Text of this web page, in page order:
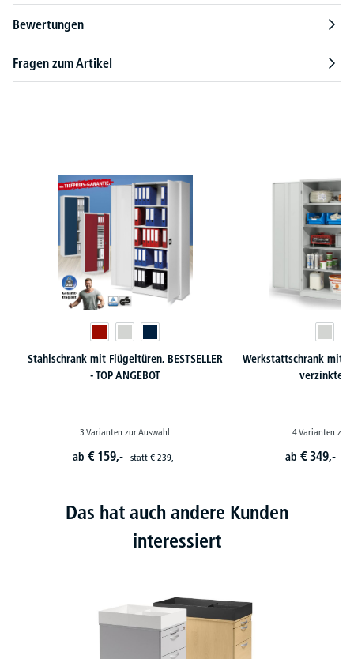
Bewertungen
Fragen zum Artikel
Stahlschrank mit Flügeltüren, BESTSELLER
- TOP ANGEBOT
3 Varianten zur Auswahl
ab€ 159,- statt€ 239,-
Werkstattschrank mit
verzinkte
4 Varianten zur
ab€ 349,-
Das hat auch andere Kunden
interessiert